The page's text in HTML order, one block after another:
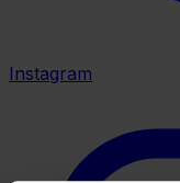
Instagram